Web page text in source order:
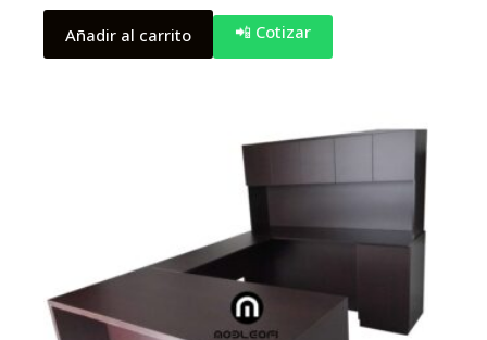
Añadir al carrito 📲 Cotizar